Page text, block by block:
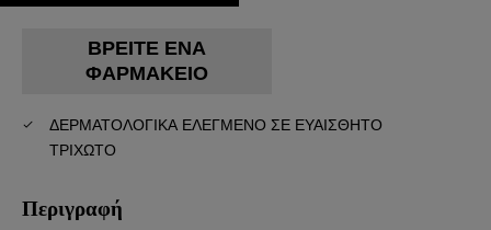
ΒΡΕΊΤΕ ΈΝΑ
ΦΑΡΜΑΚΕΊΟ
ΔΕΡΜΑΤΟΛΟΓΙΚΑ ΕΛΕΓΜΕΝΟ ΣΕ ΕΥΑΙΣΘΗΤΟ
ΤΡΙΧΩΤΟ
Περιγραφή